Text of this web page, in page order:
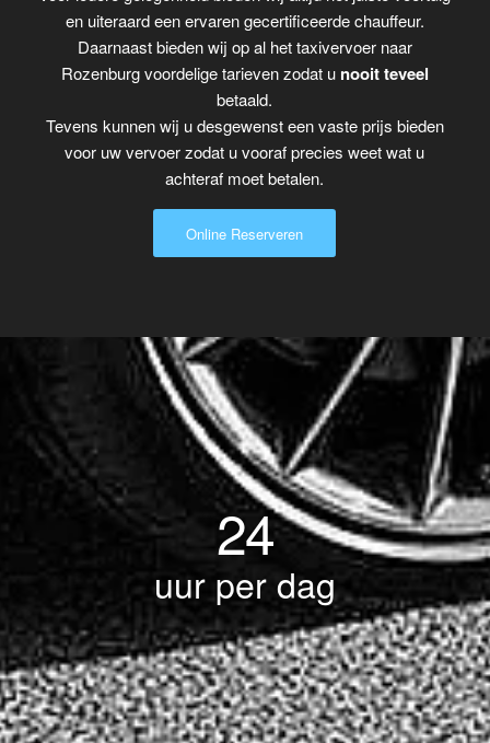
en uiteraard een ervaren gecertificeerde chauffeur.
Daarnaast bieden wij op al het taxivervoer naar
Rozenburg voordelige tarieven zodat u nooit teveel
betaald.
Tevens kunnen wij u desgewenst een vaste prijs bieden
voor uw vervoer zodat u vooraf precies weet wat u
achteraf moet betalen.
Online Reserveren
24
uur per dag